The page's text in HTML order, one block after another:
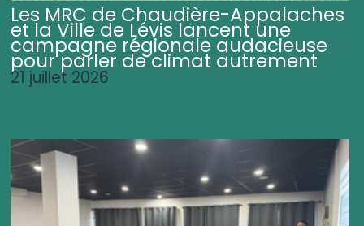
Les MRC de Chaudière-Appalaches
et la Ville de Lévis lancent une
campagne régionale audacieuse
pour parler de climat autrement
21 juillet 2026